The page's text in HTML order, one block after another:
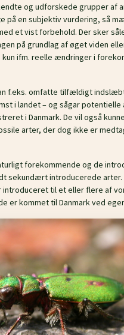
og udforskede grupper af
på en subjektiv vurdering, så
et vist forbehold. Der sker
på grundlag af øget viden
kun ifm. reelle ændringer i
f.eks. omfatte tilfældigt
i landet – og sågar potentielle
i Danmark. De vil også
arter, der dog ikke er
forekommende og de
sekundært introducerede
introduceret til et eller flere af
er kommet til Danmark ved